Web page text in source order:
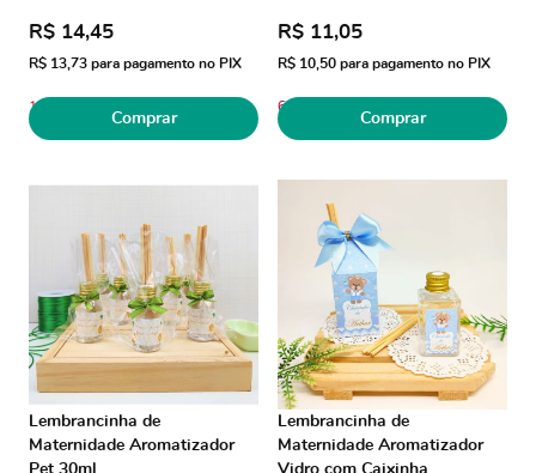
1
R$ 14,45
R$ 13,73 para pagamento no PIX
Comprar
6
R$ 11,05
R$ 10,50 para pagamento no PIX
Comprar
Lembrancinha de
Maternidade Aromatizador
Pet 30ml
Lembrancinha de
Maternidade Aromatizador
Vidro com Caixinha